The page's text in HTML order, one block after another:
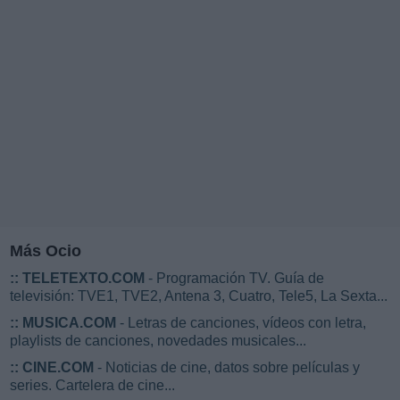
Más Ocio
:: TELETEXTO.COM - Programación TV. Guía de
televisión: TVE1, TVE2, Antena 3, Cuatro, Tele5, La Sexta...
:: MUSICA.COM - Letras de canciones, vídeos con letra,
playlists de canciones, novedades musicales...
:: CINE.COM - Noticias de cine, datos sobre películas y
series. Cartelera de cine...